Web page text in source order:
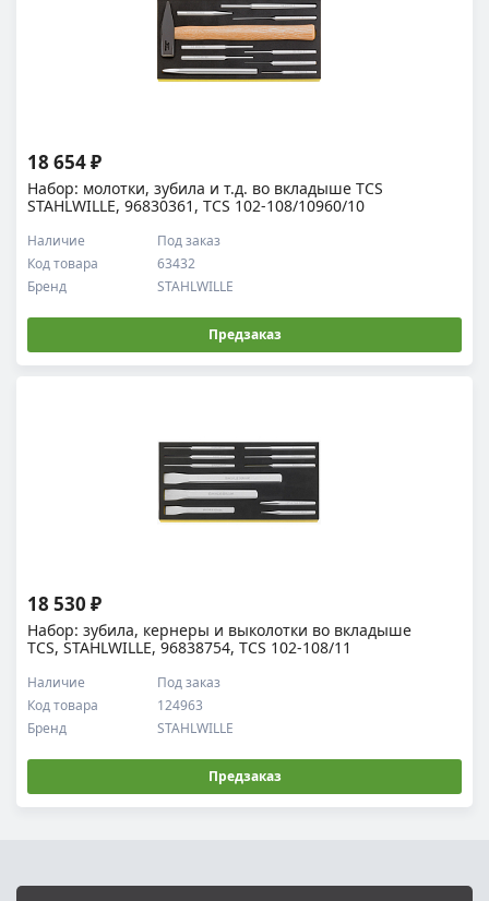
Набор: молотки, зубила и т.д. во вкладыше TCS
STAHLWILLE, 96830361, TCS 102-108/10960/10
Код товара 63432
Наличие Под заказ
Бренд STAHLWILLE
18 654 ₽
Предзаказ
Набор: зубила, кернеры и выколотки во вкладыше
TCS, STAHLWILLE, 96838754, TCS 102-108/11
Код товара 124963
Наличие Под заказ
Бренд STAHLWILLE
18 530 ₽
Предзаказ